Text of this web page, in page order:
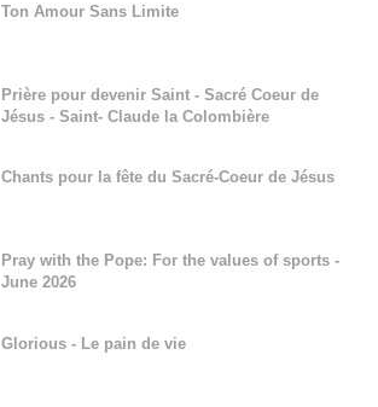
Ton Amour Sans Limite
Prière pour devenir Saint - Sacré Coeur de
Jésus - Saint- Claude la Colombière
Chants pour la fête du Sacré-Coeur de Jésus
Pray with the Pope: For the values of sports -
June 2026
Glorious - Le pain de vie